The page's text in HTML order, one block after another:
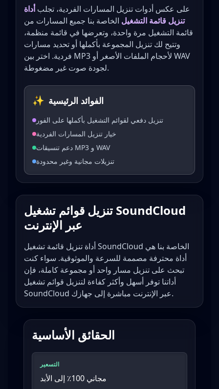
على عكس أدوات تنزيل المسارات الفردية، تجلبأداة
تنزيل قائمة التشغيل الخاصة بنا جميع المسارات من
قائمة التشغيل مرة واحدة، وتعرضها في قائمة منظمة،
وتتيح لك تنزيل المجموعة بأكملها أو تحديد مسارات
فردية. اختر بين MP3 لأحجام الملفات الأصغر أو WAV
لجودة صوت غير مضغوطة.
✨ الفوائد الرئيسية
تنزيل دفعي لقوائم التشغيل بأكملها على الفور
خيار تنزيل المسارات الفردية
دعم تنسيقات MP3 و WAV
تنزيلات مجانية وغير محدودة
تنزيل قوائم تشغيل SoundCloud
عبر الإنترنت
أداة تنزيل قائمة تشغيل SoundCloud الخاصة بنا هي
أداة محترفة مصممة للسرعة والموثوقية. سواء كنت
تبحث على تنزيل مسار واحد أو مجموعة كاملة، فإن
أداتنا توفر أسهل وأكثر كفاءة لتنزيل قوائم تشغيل
SoundCloud عبر الإنترنت مباشرة إلى جهازك.
الحقائق الأساسية
التسعير
مجاني 100٪ إلى الأبد